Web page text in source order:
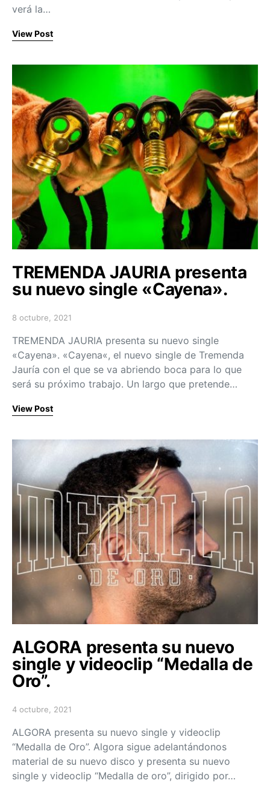
verá la…
View Post
TREMENDA JAURIA presenta
su nuevo single «Cayena».
Posted on
8 octubre, 2021
TREMENDA JAURIA presenta su nuevo single
«Cayena». «Cayena«, el nuevo single de Tremenda
Jauría con el que se va abriendo boca para lo que
será su próximo trabajo. Un largo que pretende…
View Post
ALGORA presenta su nuevo
single y videoclip “Medalla de
Oro”.
Posted on
4 octubre, 2021
ALGORA presenta su nuevo single y videoclip
“Medalla de Oro”. Algora sigue adelantándonos
material de su nuevo disco y presenta su nuevo
single y videoclip “Medalla de oro”, dirigido por…